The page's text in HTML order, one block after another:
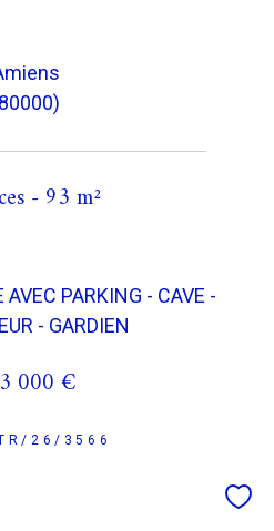
- 93 m²
PARKING - CAVE -
- GARDIEN
000 €
26/3566